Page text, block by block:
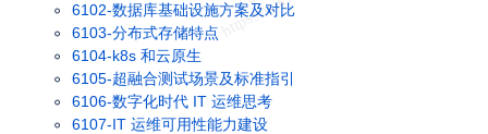
6102-数据库基础设施方案及对比
6103-分布式存储特点
6104-k8s 和云原生
6105-超融合测试场景及标准指引
6106-数字化时代 IT 运维思考
6107-IT 运维可用性能力建设